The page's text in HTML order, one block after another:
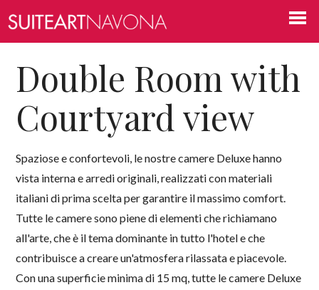
Double Room with
Courtyard view
Spaziose e confortevoli, le nostre camere Deluxe hanno
vista interna e arredi originali, realizzati con materiali
italiani di prima scelta per garantire il massimo comfort.
Tutte le camere sono piene di elementi che richiamano
all'arte, che è il tema dominante in tutto l'hotel e che
contribuisce a creare un'atmosfera rilassata e piacevole.
Con una superficie minima di 15 mq, tutte le camere Deluxe